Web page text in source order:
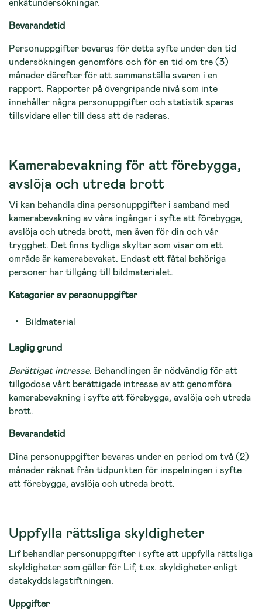
Bevarandetid
Personuppgifter bevaras för detta syfte under den tid
undersökningen genomförs och för en tid om tre (3)
månader därefter för att sammanställa svaren i en
rapport. Rapporter på övergripande nivå som inte
innehåller några personuppgifter och statistik sparas
tillsvidare eller till dess att de raderas.
Kamerabevakning för att förebygga,
avslöja och utreda brott
Vi kan behandla dina personuppgifter i samband med
kamerabevakning av våra ingångar i syfte att förebygga,
avslöja och utreda brott, men även för din och vår
trygghet. Det finns tydliga skyltar som visar om ett
område är kamerabevakat. Endast ett fåtal behöriga
personer har tillgång till bildmaterialet.
Kategorier av personuppgifter
Bildmaterial
Laglig grund
Berättigat intresse. Behandlingen är nödvändig för att
tillgodose vårt berättigade intresse av att genomföra
kamerabevakning i syfte att förebygga, avslöja och utreda
brott.
Bevarandetid
Dina personuppgifter bevaras under en period om två (2)
månader räknat från tidpunkten för inspelningen i syfte
att förebygga, avslöja och utreda brott.
Uppfylla rättsliga skyldigheter
Lif behandlar personuppgifter i syfte att uppfylla rättsliga
skyldigheter som gäller för Lif, t.ex. skyldigheter enligt
datakyddslagstiftningen.
Uppgifter